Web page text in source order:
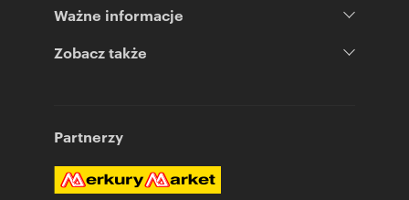
Ważne informacje
Zobacz także
Partnerzy